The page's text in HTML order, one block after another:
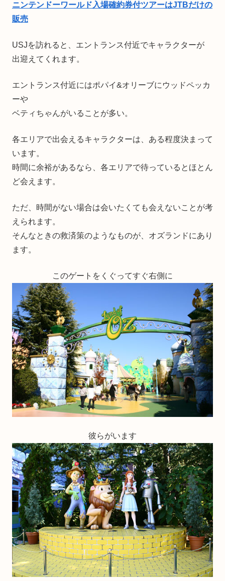
ニンテンドーワールド入場確約券付ツアーはJTBだけの
販売
USJを訪れると、エントランス付近でキャラクターが
出迎えてくれます。
エントランス付近にはポパイ&オリーブにウッドペッカ
ーや
ベティちゃんがいることが多い。
各エリアで出会えるキャラクターは、ある程度決まって
います。
時間に余裕があるなら、各エリアで待っているとほとん
ど会えます。
ただ、時間がない場合は会いたくても会えないことが考
えられます。
そんなときの救済策のようなものが、オズランドにあり
ます。
このゲートをくぐってすぐ右側に
彼らがいます